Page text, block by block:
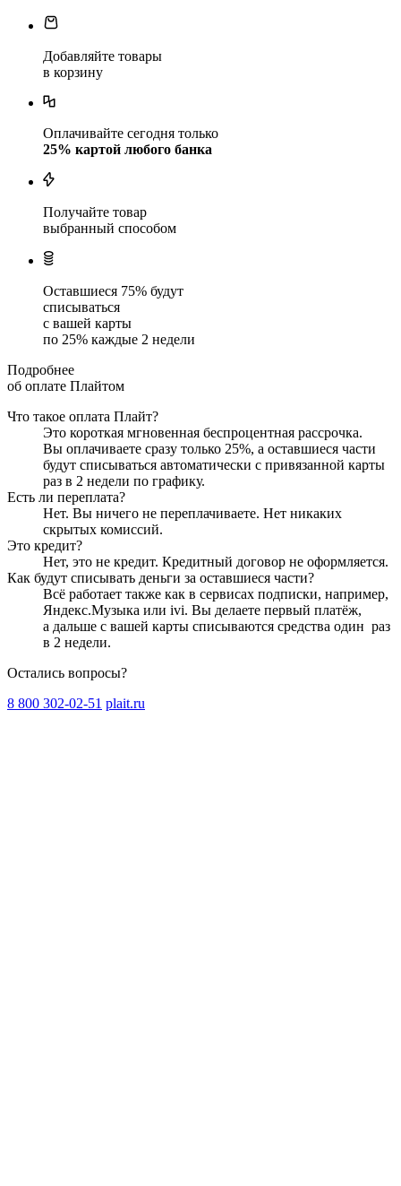
Добавляйте товары
в корзину
Оплачивайте сегодня только
25% картой любого банка
Получайте товар
выбранный способом
Оставшиеся 75% будут
списываться
с вашей карты
по 25% каждые 2 недели
Подробнее
об оплате Плайтом
Что такое оплата Плайт?
Это короткая мгновенная беспроцентная рассрочка.
Вы оплачиваете сразу только 25%, а оставшиеся части
будут списываться автоматически с привязанной карты
раз в 2 недели по графику.
Есть ли переплата?
Нет. Вы ничего не переплачиваете. Нет никаких
скрытых комиссий.
Это кредит?
Нет, это не кредит. Кредитный договор не оформляется.
Как будут списывать деньги за оставшиеся части?
Всё работает также как в сервисах подписки, например,
Яндекс.Музыка или ivi. Вы делаете первый платёж,
а дальше с вашей карты списываются средства один раз
в 2 недели.
Остались вопросы?
8 800 302-02-51 plait.ru